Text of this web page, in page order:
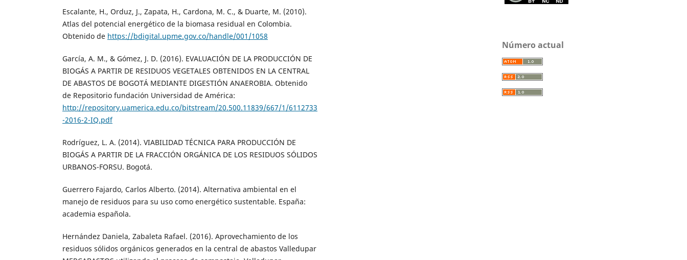
Escalante, H., Orduz, J., Zapata, H., Cardona, M. C., & Duarte, M. (2010).
Atlas del potencial energético de la biomasa residual en Colombia.
Obtenido de https://bdigital.upme.gov.co/handle/001/1058
García, A. M., & Gómez, J. D. (2016). EVALUACIÓN DE LA PRODUCCIÓN DE
BIOGÁS A PARTIR DE RESIDUOS VEGETALES OBTENIDOS EN LA CENTRAL
DE ABASTOS DE BOGOTÁ MEDIANTE DIGESTIÓN ANAEROBIA. Obtenido
de Repositorio fundación Universidad de América:
http://repository.uamerica.edu.co/bitstream/20.500.11839/667/1/6112733
-2016-2-IQ.pdf
Rodríguez, L. A. (2014). VIABILIDAD TÉCNICA PARA PRODUCCIÓN DE
BIOGÁS A PARTIR DE LA FRACCIÓN ORGÁNICA DE LOS RESIDUOS SÓLIDOS
URBANOS-FORSU. Bogotá.
Guerrero Fajardo, Carlos Alberto. (2014). Alternativa ambiental en el
manejo de residuos para su uso como energético sustentable. España:
academia española.
Hernández Daniela, Zabaleta Rafael. (2016). Aprovechamiento de los
residuos sólidos orgánicos generados en la central de abastos Valledupar
Número actual